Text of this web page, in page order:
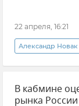
22 апреля, 16:21
Александр Новак
Ближний Восток
Новости В
В кабмине
рынка